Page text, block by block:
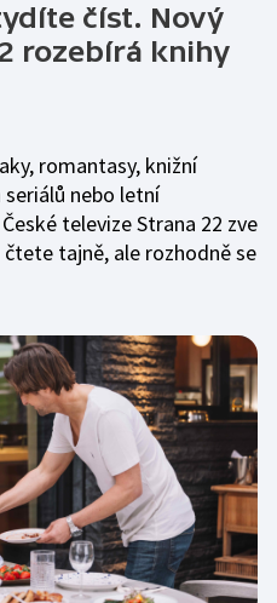
číst. Nový
rozebírá knihy
romantasy, knižní
nebo letní
televize Strana 22 zve
tajně, ale rozhodně se